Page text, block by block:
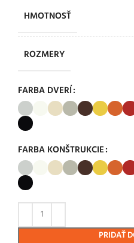
HMOTNOSŤ
ROZMERY
FARBA DVERÍ
FARBA KONŠTRUKCIE
PRIDAŤ